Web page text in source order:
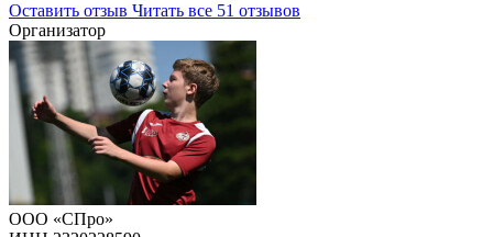
Оставить отзыв Читать все 51 отзывов
Организатор
ООО «СПро»